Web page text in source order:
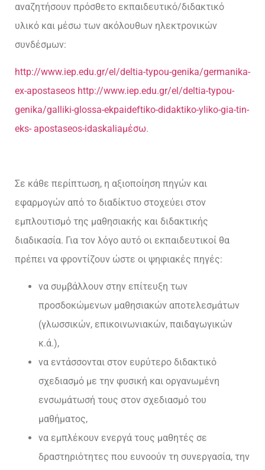
αναζητήσουν πρόσθετο εκπαιδευτικό/διδακτικό
υλικό και μέσω των ακόλουθων ηλεκτρονικών
συνδέσμων:
http://www.iep.edu.gr/el/deltia-typou-genika/germanika-
ex-apostaseos http://www.iep.edu.gr/el/deltia-typou-
genika/galliki-glossa-ekpaideftiko-didaktiko-yliko-gia-tin-
eks- apostaseos-idaskaliaμέσω.
Σε κάθε περίπτωση, η αξιοποίηση πηγών και
εφαρμογών από το διαδίκτυο στοχεύει στον
εμπλουτισμό της μαθησιακής και διδακτικής
διαδικασία. Για τον λόγο αυτό οι εκπαιδευτικοί θα
πρέπει να φροντίζουν ώστε οι ψηφιακές πηγές:
να συμβάλλουν στην επίτευξη των
προσδοκώμενων μαθησιακών αποτελεσμάτων
(γλωσσικών, επικοινωνιακών, παιδαγωγικών
κ.ά.),
να εντάσσονται στον ευρύτερο διδακτικό
σχεδιασμό με την φυσική και οργανωμένη
ενσωμάτωσή τους στον σχεδιασμό του
μαθήματος,
να εμπλέκουν ενεργά τους μαθητές σε
δραστηριότητες που ευνοούν τη συνεργασία, την